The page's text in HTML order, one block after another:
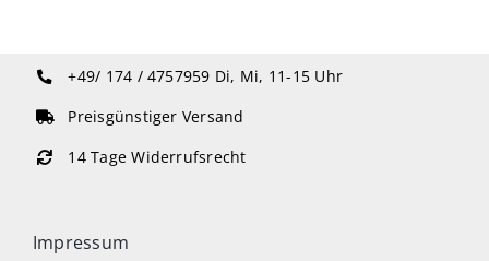
+49/ 174 / 4757959 Di, Mi, 11-15 Uhr
Preisgünstiger Versand
14 Tage Widerrufsrecht
Impressum